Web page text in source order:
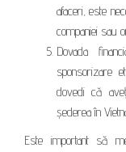
afaceri, este
companiei sau
Dovada
sponsorizare
dovedi că
șederea în
Este important să